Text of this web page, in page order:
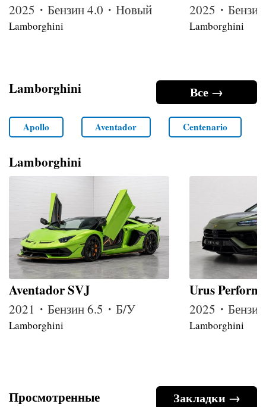
2025・Бензин 4.0・Новый
Lamborghini
2025・
Lamborghini
Все →
Lamborghini
Apollo Aventador Centenario
Lamborghini
Aventador SVJ
2021・Бензин 6.5・Б/У
Lamborghini
Urus
2025・
Lamborghini
Закладки →
Просмотренные